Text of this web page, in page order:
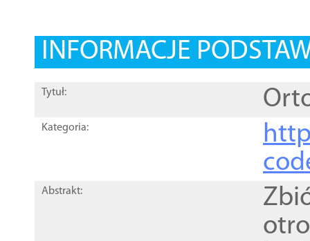
INFORMACJE
Tytuł:
Kategoria:
Abstrakt: